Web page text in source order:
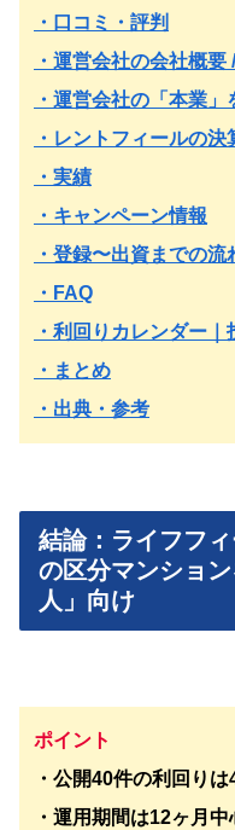
・口コミ・評判
・運営会社の会社概要
・運営会社の「本業」
・レントフィールの決
・実績
・キャンペーン情報
・登録〜出資までの流
・FAQ
・利回りカレンダー
・まとめ
・出典・参考
結論：ライフフ
の区分マンショ
人」向け
ポイント
・公開40件の利回り
・運用期間は12ヶ月